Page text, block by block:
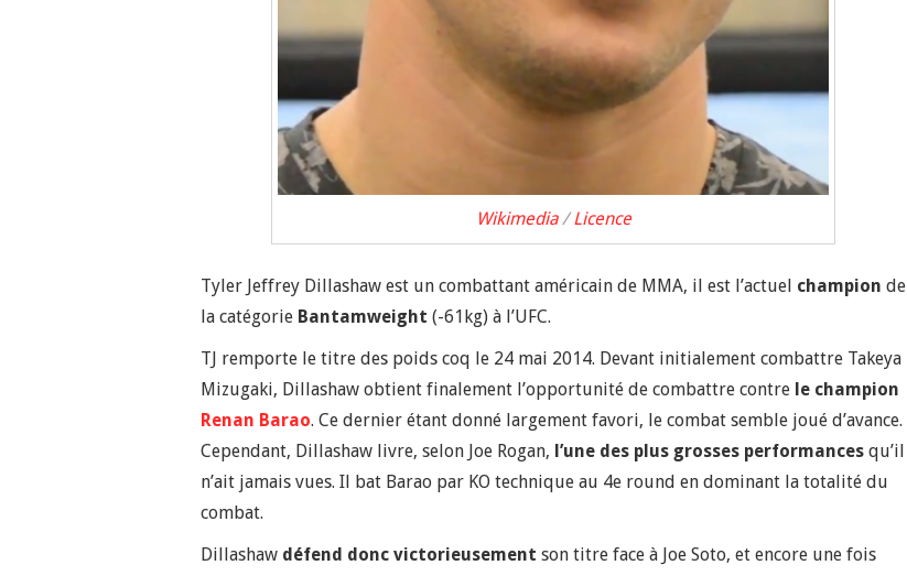
Wikimedia/Licence
Tyler Jeffrey Dillashaw est un combattant américain de MMA, il est l’actuel champion de
la catégorie Bantamweight (-61kg) à l’UFC.
TJ remporte le titre des poids coq le 24 mai 2014. Devant initialement combattre Takeya
Mizugaki, Dillashaw obtient finalement l’opportunité de combattre contre le champion
Renan Barao. Ce dernier étant donné largement favori, le combat semble joué d’avance.
Cependant, Dillashaw livre, selon Joe Rogan, l’une des plus grosses performances qu’il
n’ait jamais vues. Il bat Barao par KO technique au 4e round en dominant la totalité du
combat.
Dillashaw défend donc victorieusement son titre face à Joe Soto, et encore une fois